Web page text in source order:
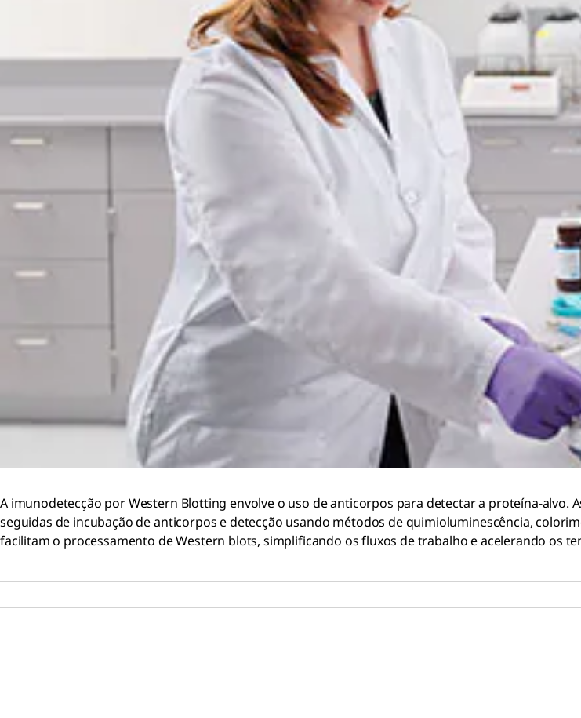
A imunodetecção por Western Blotting envolve o uso de anticorpos para detectar a proteína-
seguidas de incubação de anticorpos e detecção usando métodos de quimioluminescência,
facilitam o processamento de Western blots, simplificando os fluxos de trabalho e acelerando os